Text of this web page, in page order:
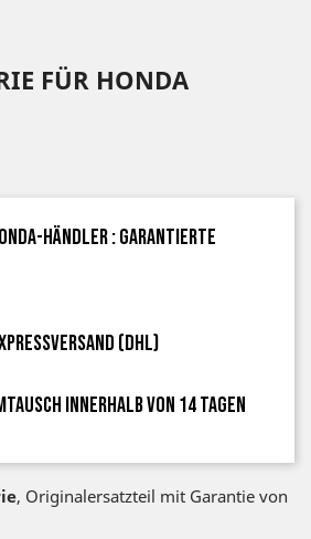
FÜR HONDA
Händler : garantierte
(DHL)
innerhalb von 14 Tagen
, Originalersatzteil mit Garantie von